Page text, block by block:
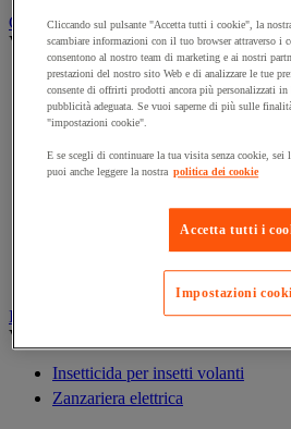
Gestione dei rifiuti
Vedi tutte le categorie
Benna
Big bag
Pattumiera per interni ed esterni
Pattumiera per la raccolta
esterno
Supporto-sacchi per rifiuti
Insetticida elettrico
Vedi tutte le categorie
Insetticida per insetti volanti
Zanzariera elettrica
Cliccando sul pulsante "Accetta tutti i cookie", la
scambiare informazioni con il tuo browser attraverso i
consentono al nostro team di marketing e ai nostri
prestazioni del nostro sito Web e di analizzare le tue
consente di offrirti prodotti ancora più personalizzati in
pubblicità adeguata. Se vuoi saperne di più sulle
"impostazioni cookie".
E se scegli di continuare la tua visita senza cookie,
puoi anche leggere la nostra politica dei cookie
Accetta tutti i
Impostazioni